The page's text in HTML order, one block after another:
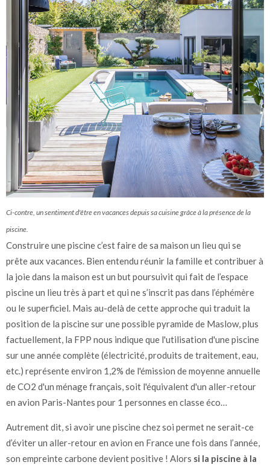
Ci-contre, un sentiment d'être en vacances depuis sa cuisine grâce à la présence de la
piscine.
Construire une piscine c’est faire de sa maison un lieu qui se
prête aux vacances. Bien entendu réunir la famille et contribuer à
la joie dans la maison est un but poursuivit qui fait de l’espace
piscine un lieu très à part et qui ne s’inscrit pas dans l’éphémère
ou le superficiel. Mais au-delà de cette approche qui traduit la
position de la piscine sur une possible pyramide de Maslow, plus
factuellement, la FPP nous indique que l'utilisation d'une piscine
sur une année complète (électricité, produits de traitement, eau,
etc.) représente environ 1,2% de l'émission de moyenne annuelle
de CO2 d'un ménage français, soit l'équivalent d'un aller-retour
en avion Paris-Nantes pour 1 personnes en classe éco…
Autrement dit, si avoir une piscine chez soi permet ne serait-ce
d’éviter un aller-retour en avion en France une fois dans l’année,
son empreinte carbone devient positive ! Alors si la piscine à la